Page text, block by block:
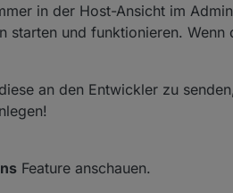
in der Host-Ansicht im
und funktionieren. Wenn
an den Entwickler zu
Feature anschauen.